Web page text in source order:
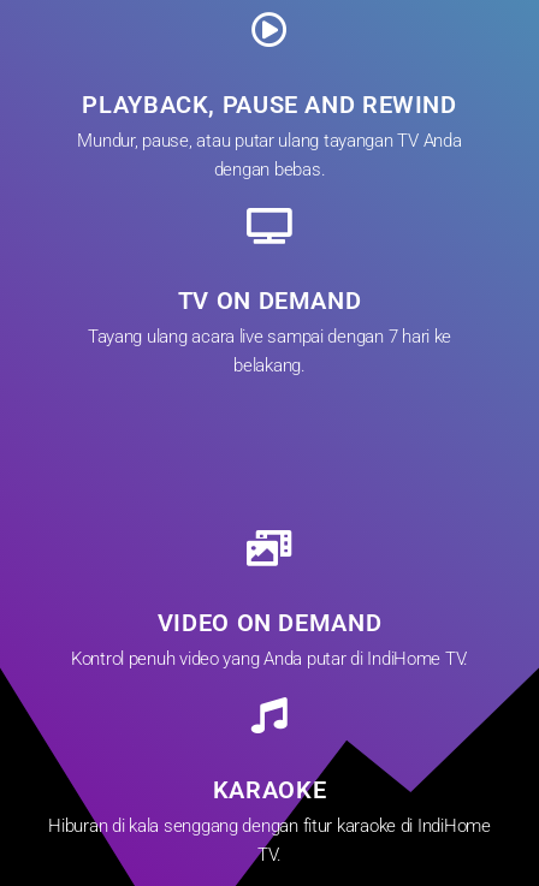
PLAYBACK, PAUSE AND REWIND
Mundur, pause, atau putar ulang tayangan TV Anda
dengan bebas.
TV ON DEMAND
Tayang ulang acara live sampai dengan 7 hari ke
belakang.
VIDEO ON DEMAND
Kontrol penuh video yang Anda putar di IndiHome TV.
KARAOKE
Hiburan di kala senggang dengan fitur karaoke di IndiHome
TV.